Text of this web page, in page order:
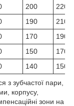
200
220
190
210
170
190
150
170
140 150
з зубчастої пари,
корпусу,
зони на